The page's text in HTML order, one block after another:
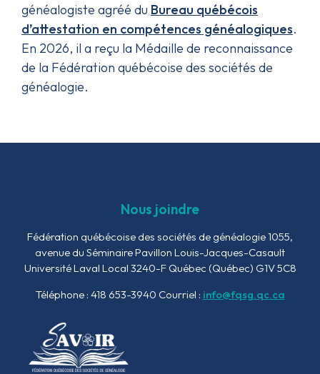
généalogiste agréé du Bureau québécois
d’attestation en compétences généalogiques.
En 2026, il a reçu la Médaille de reconnaissance
de la Fédération québécoise des sociétés de
généalogie.
Nous joindre
Fédération québécoise des sociétés de généalogie1055,
avenue du SéminairePavillon Louis-Jacques-Casault
Université Laval Local 3240-FQuébec (Québec) G1V 5C8
Téléphone : 418 653-3940 Courriel : info@fqsg.qc.ca